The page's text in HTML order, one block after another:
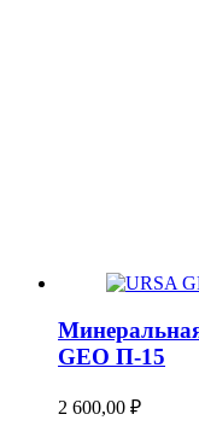
GEO П-15
2 600,00 ₽